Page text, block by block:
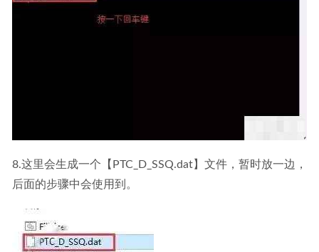
8.这里会生成一个【PTC_D_SSQ.dat】文件，暂时放一边，
后面的步骤中会使用到。